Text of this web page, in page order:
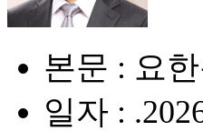
본문 : 요
일자 :